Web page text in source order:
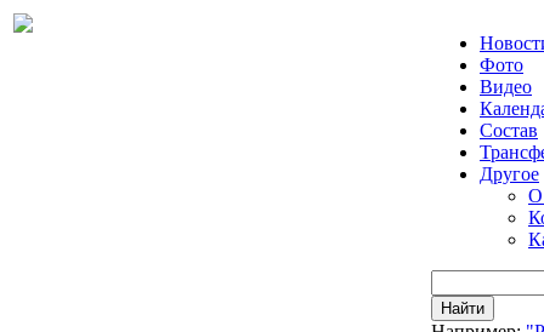
Фото
Видео
Состав
Другое
О
Найти